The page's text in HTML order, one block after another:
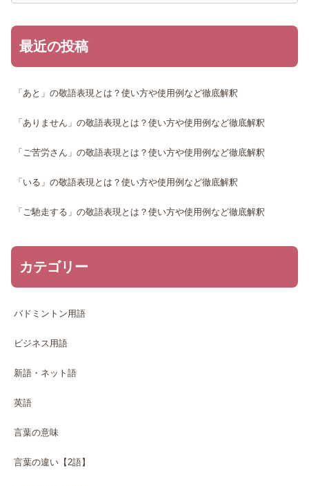
最近の投稿
「あと」の敬語表現とは？使い方や使用例など徹底解釈
「ありません」の敬語表現とは？使い方や使用例など徹底解釈
「ご苦労さん」の敬語表現とは？使い方や使用例など徹底解釈
「いる」の敬語表現とは？使い方や使用例など徹底解釈
「ご馳走する」の敬語表現とは？使い方や使用例など徹底解釈
カテゴリー
バドミントン用語
ビジネス用語
新語・ネット語
英語
言葉の意味
言葉の違い【2語】